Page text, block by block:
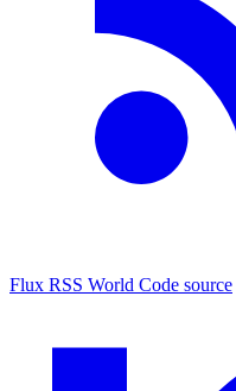
Flux RSS World Code source